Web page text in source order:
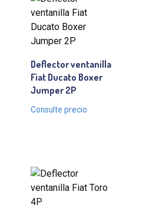
Deflector ventanilla
Fiat Ducato Boxer
Jumper 2P
Consulte precio